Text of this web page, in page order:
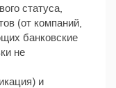
статуса,
(от компаний,
банковские
не
и